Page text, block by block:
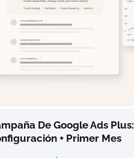
De Google Ads Plus:
+ Primer Mes